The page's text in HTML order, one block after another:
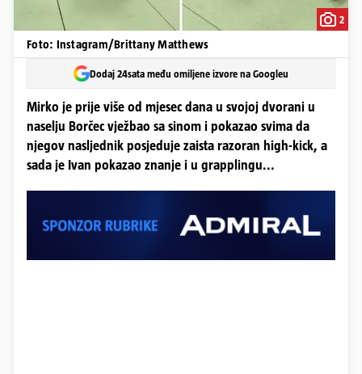
2
Foto: Instagram/Brittany Matthews
Dodaj 24sata među omiljene izvore na Googleu
Mirko je prije više od mjesec dana u svojoj dvorani u
naselju Borčec vježbao sa sinom i pokazao svima da
njegov nasljednik posjeduje zaista razoran high-kick, a
sada je Ivan pokazao znanje i u grapplingu...